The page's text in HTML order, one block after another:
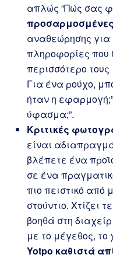
απλώς “Πώς σας
αναθεώρησης για
πληροφορίες που
περισσότερο
Για ένα ρούχο,
ήταν η
ύφασμα;”.
Κριτικές
είναι
βλέπετε ένα
σε ένα
πιο πειστικό από
στούντιο. Χτίζει
βοηθά στη
με το μέγεθος, το
Yotpo καθιστά